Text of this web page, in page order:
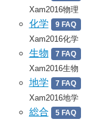
Xam2016物理
化学 9 FAQ
Xam2016化学
生物 7 FAQ
Xam2016生物
地学 7 FAQ
Xam2016地学
総合 5 FAQ